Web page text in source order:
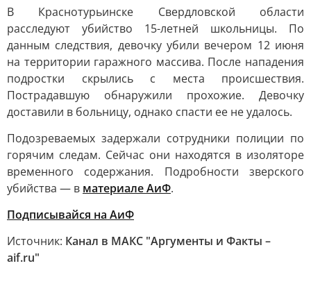
В Краснотурьинске Свердловской области
расследуют убийство 15-летней школьницы. По
данным следствия, девочку убили вечером 12 июня
на территории гаражного массива. После нападения
подростки скрылись с места происшествия.
Пострадавшую обнаружили прохожие. Девочку
доставили в больницу, однако спасти ее не удалось.
Подозреваемых задержали сотрудники полиции по
горячим следам. Сейчас они находятся в изоляторе
временного содержания. Подробности зверского
убийства — в материале АиФ.
Подписывайся на АиФ
Источник: Канал в МАКС "Аргументы и Факты –
aif.ru"